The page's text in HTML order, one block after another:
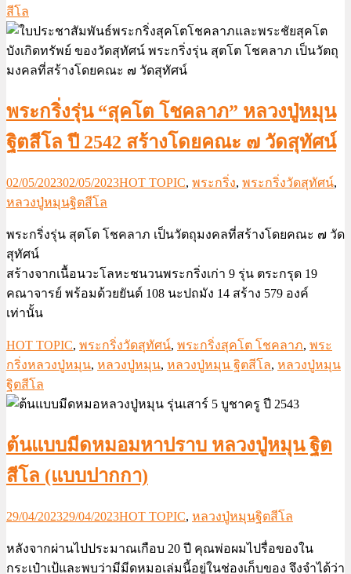
สีโล
พระกริ่งรุ่น “สุคโต โชคลาภ” หลวงปู่หมุน
ฐิตสีโล ปี 2542 สร้างโดยคณะ ๗ วัดสุทัศน์
02/05/202302/05/2023HOT TOPIC, พระกริ่ง, พระกริ่งวัดสุทัศน์,
หลวงปู่หมุนฐิตสีโล
พระกริ่งรุ่น สุตโต โชคลาภ เป็นวัตถุมงคลที่สร้างโดยคณะ ๗ วัด
สุทัศน์
สร้างจากเนื้อนวะโลหะชนวนพระกริ่งเก่า 9 รุ่น ตระกรุด 19
คณาจารย์ พร้อมด้วยยันต์ 108 นะปถมัง 14 สร้าง 579 องค์
เท่านั้น
HOT TOPIC, พระกริ่งวัดสุทัศน์, พระกริ่งสุคโต โชคลาภ, พระ
กริ่งหลวงปู่หมุน, หลวงปู่หมุน, หลวงปู่หมุน ฐิตสีโล, หลวงปู่หมุน
ฐิตสีโล
ต้นแบบมีดหมอมหาปราบ หลวงปู่หมุน ฐิต
สีโล (แบบปากกา)
29/04/202329/04/2023HOT TOPIC, หลวงปู่หมุนฐิตสีโล
หลังจากผ่านไปประมาณเกือบ 20 ปี คุณพ่อผมไปรื่อของใน
กระเป๋าเป้และพบว่ามีมีดหมอเล่มนี้อยู่ในช่องเก็บของ จึงจำได้ว่า